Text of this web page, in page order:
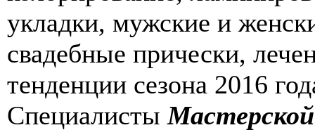
укладки, мужские и
свадебные прически,
тенденции сезона 2016
Специалисты